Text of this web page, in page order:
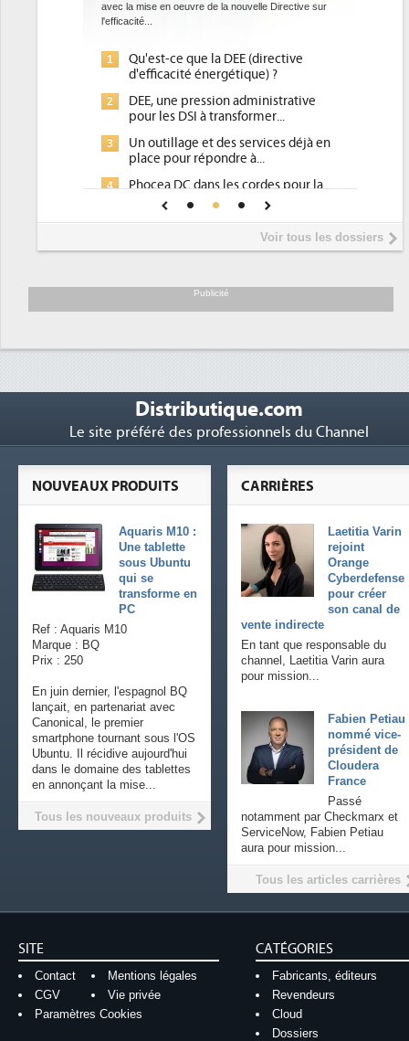
avec la mise en oeuvre de la nouvelle Directive sur
l'efficacité...
1
Qu'est-ce que la DEE (directive
d'efficacité énergétique) ?
2
DEE, une pression administrative
pour les DSI à transformer...
3
Un outillage et des services déjà en
place pour répondre à...
4
Phocea DC dans les cordes pour la
Interview de Fabrice Coquio,
président de Digital Realty...
soutient les...
Voir tous les dossiers
Publicité
Distributique.com
Le site préféré des professionnels du Channel
CARRIÈRES
Laetitia Varin
rejoint
Orange
Cyberdefense
pour créer
son canal de
vente indirecte
En tant que responsable du
channel, Laetitia Varin aura
pour mission...
Fabien Petiau
nommé vice-
président de
Cloudera
France
Passé
notamment par Checkmarx et
ServiceNow, Fabien Petiau
aura pour mission...
Tous les articles carrières
NOUVEAUX PRODUITS
Aquaris M10 :
Une tablette
sous Ubuntu
qui se
transforme en
PC
Ref : Aquaris M10
Marque : BQ
Prix : 250
En juin dernier, l'espagnol BQ
lançait, en partenariat avec
Canonical, le premier
smartphone tournant sous l'OS
Ubuntu. Il récidive aujourd'hui
dans le domaine des tablettes
en annonçant la mise...
Tous les nouveaux produits
SITE
Contact
Mentions légales
CGV
Vie privée
Paramètres Cookies
CATÉGORIES
Fabricants, éditeurs
Revendeurs
Cloud
Dossiers